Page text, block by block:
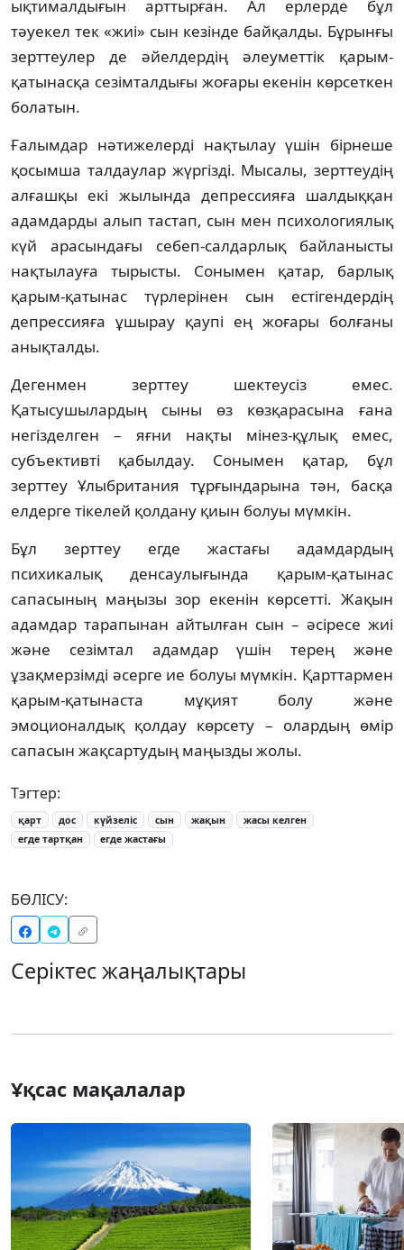
ықтималдығын арттырған. Ал ерлерде бұл
тәуекел тек «жиі» сын кезінде байқалды. Бұрынғы
зерттеулер де әйелдердің әлеуметтік қарым-
қатынасқа сезімталдығы жоғары екенін көрсеткен
болатын.
Ғалымдар нәтижелерді нақтылау үшін бірнеше
қосымша талдаулар жүргізді. Мысалы, зерттеудің
алғашқы екі жылында депрессияға шалдыққан
адамдарды алып тастап, сын мен психологиялық
күй арасындағы себеп-салдарлық байланысты
нақтылауға тырысты. Сонымен қатар, барлық
қарым-қатынас түрлерінен сын естігендердің
депрессияға ұшырау қаупі ең жоғары болғаны
анықталды.
Дегенмен зерттеу шектеусіз емес.
Қатысушылардың сыны өз көзқарасына ғана
негізделген – яғни нақты мінез-құлық емес,
субъективті қабылдау. Сонымен қатар, бұл
зерттеу Ұлыбритания тұрғындарына тән, басқа
елдерге тікелей қолдану қиын болуы мүмкін.
Бұл зерттеу егде жастағы адамдардың
психикалық денсаулығында қарым-қатынас
сапасының маңызы зор екенін көрсетті. Жақын
адамдар тарапынан айтылған сын – әсіресе жиі
және сезімтал адамдар үшін терең және
ұзақмерзімді әсерге ие болуы мүмкін. Қарттармен
қарым-қатынаста мұқият болу және
эмоционалдық қолдау көрсету – олардың өмір
сапасын жақсартудың маңызды жолы.
Тэгтер:
қарт дос күйзеліс сын жақын
жасы келген
егде тартқан
егде жастағы
БӨЛІСУ:
Серіктес жаңалықтары
Ұқсас мақалалар